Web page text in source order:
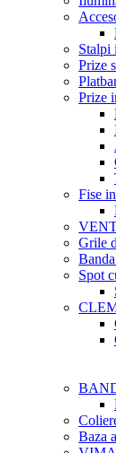
Stalpi
Prize
Prize
Fise
Grile
Spot
Baza